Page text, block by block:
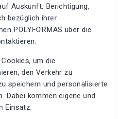
Auskunft, Berichtigung,
bezüglich ihrer
POLYFORMAS über die
um die
den Verkehr zu
speichern und personalisierte
Dabei kommen eigene und
Einsatz.